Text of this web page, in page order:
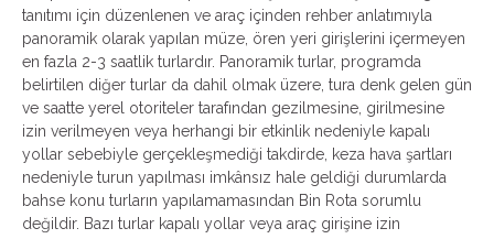
tanıtımı için düzenlenen ve araç içinden rehber anlatımıyla
panoramik olarak yapılan müze, ören yeri girişlerini içermeyen
en fazla 2-3 saatlik turlardır. Panoramik turlar, programda
belirtilen diğer turlar da dahil olmak üzere, tura denk gelen gün
ve saatte yerel otoriteler tarafından gezilmesine, girilmesine
izin verilmeyen veya herhangi bir etkinlik nedeniyle kapalı
yollar sebebiyle gerçekleşmediği takdirde, keza hava şartları
nedeniyle turun yapılması imkânsız hale geldiği durumlarda
bahse konu turların yapılamamasından Bin Rota sorumlu
değildir. Bazı turlar kapalı yollar veya araç girişine izin